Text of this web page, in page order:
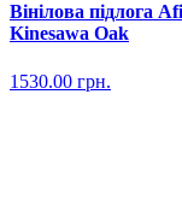
Вінілова підлога
Kinesawa Oak
1530.00 грн.